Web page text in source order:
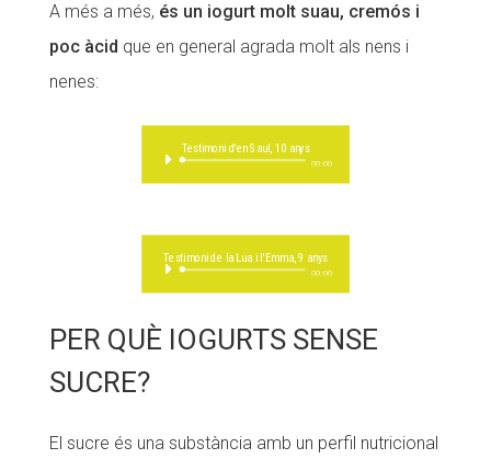
A més a més, és un iogurt molt suau, cremós i
poc àcid que en general agrada molt als nens i
nenes:
Testimoni d'en Saul, 10 anys
Reproductor
d'àudio
00:00
Testimoni de la Lua i l'Emma, 9 anys
Reproductor
d'àudio
00:00
PER QUÈ IOGURTS SENSE
SUCRE?
El sucre és una substància amb un perfil nutricional